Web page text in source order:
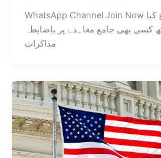
WhatsApp Channel Join Now تہران: ایران نے واضح کیا
کسی بھی جامع معاہدے پر باضابطہ
مذاکرات